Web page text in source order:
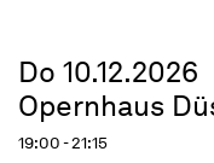
Do 10.12.2026
Opernhaus
19:00 - 21:15